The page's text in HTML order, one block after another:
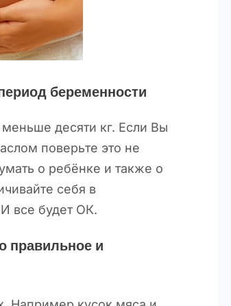
беременности
десяти кг. Если Вы
поверьте это не
о ребёнке и также о
себя в
все будет ОК.
правильное и